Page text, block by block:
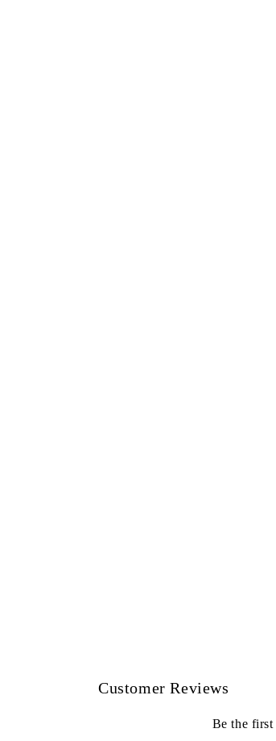
Customer Reviews
Be the